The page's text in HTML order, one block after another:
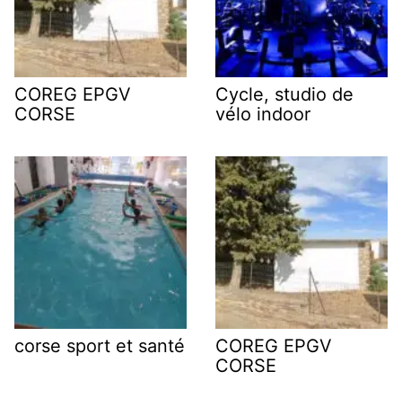
COREG EPGV
CORSE
Cycle, studio de
vélo indoor
corse sport et santé
COREG EPGV
CORSE